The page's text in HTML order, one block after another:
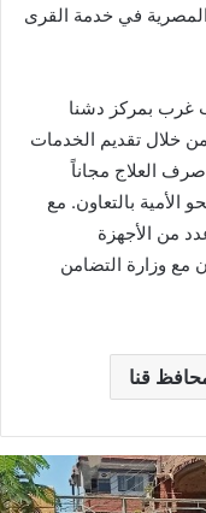
في خدمة القرى
غرب بمركز دشنا
عن ١٠ آلاف نسمة. من خلال تقديم الخدمات
العلاج مجاناً
بالتعاون. مع
من الأجهزة
مع وزارة التضامن
قنا